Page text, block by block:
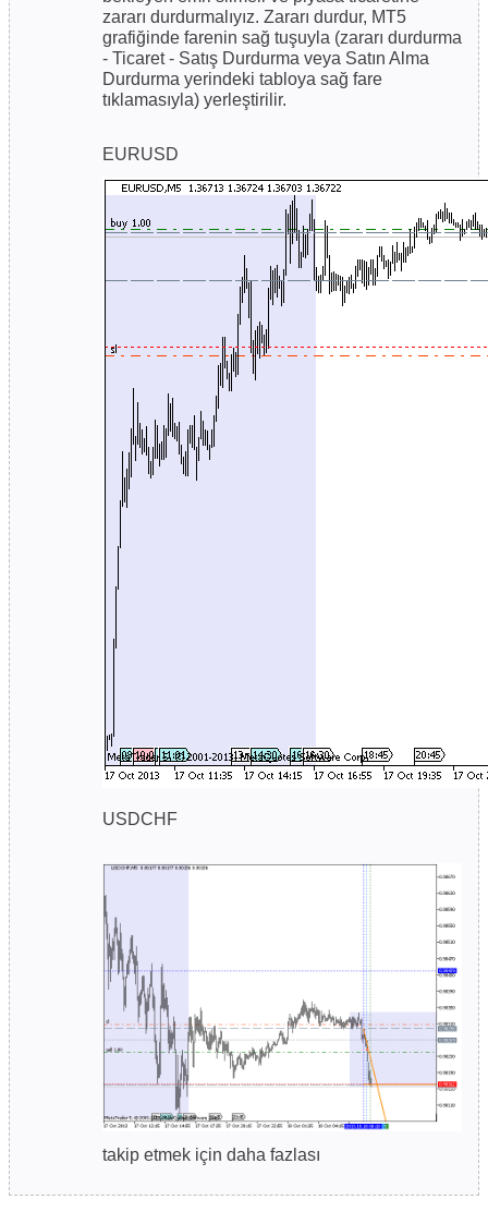
zararı durdurmalıyız. Zararı durdur, MT5
grafiğinde farenin sağ tuşuyla (zararı durdurma
- Ticaret - Satış Durdurma veya Satın Alma
Durdurma yerindeki tabloya sağ fare
tıklamasıyla) yerleştirilir.
EURUSD
USDCHF
takip etmek için daha fazlası